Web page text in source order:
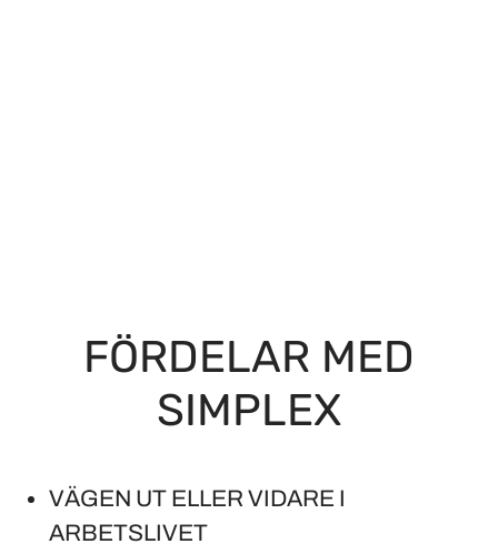
FÖRDELAR MED
SIMPLEX
VÄGEN UT ELLER VIDARE I
ARBETSLIVET